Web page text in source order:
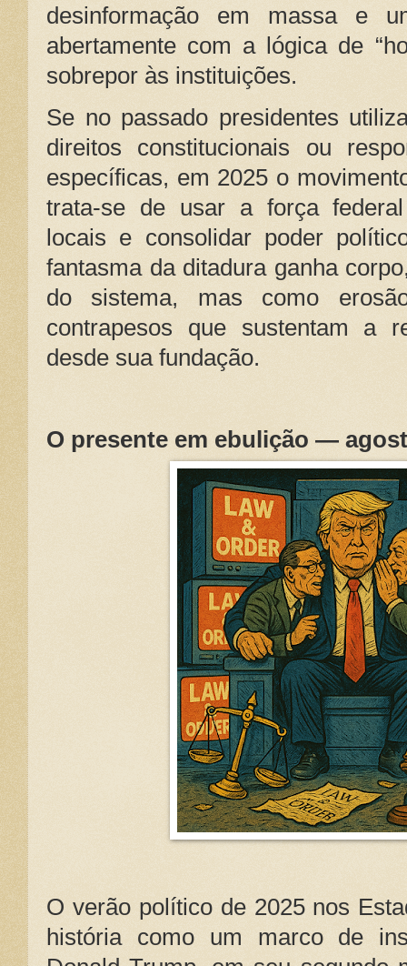
desinformação em massa e
abertamente com a lógica de
sobrepor às instituições.
Se no passado presidentes
direitos constitucionais ou
específicas, em 2025 o
trata-se de usar a força
locais e consolidar poder
fantasma da ditadura ganha
do sistema, mas como
contrapesos que sustentam a
desde sua fundação.
O presente em ebulição —
O verão político de 2025 nos
história como um marco de